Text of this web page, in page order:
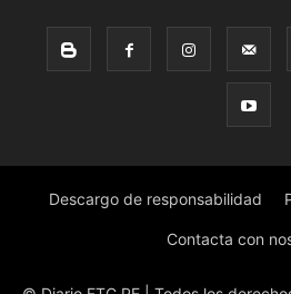
Descargo de responsabilidad
Contacta con